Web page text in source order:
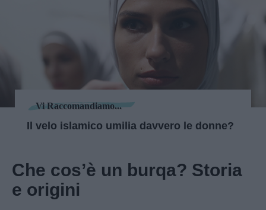
Vi Raccomandiamo...
Il velo islamico umilia davvero le donne?
Che cos’è un burqa? Storia
e origini